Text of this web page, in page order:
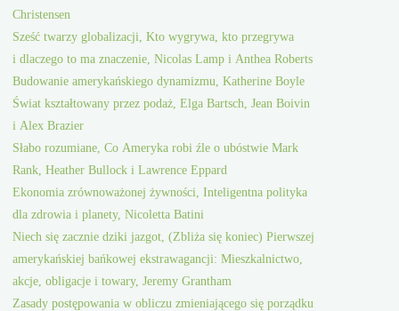
Christensen
Sześć twarzy globalizacji, Kto wygrywa, kto przegrywa
i dlaczego to ma znaczenie, Nicolas Lamp i Anthea Roberts
Budowanie amerykańskiego dynamizmu, Katherine Boyle
Świat kształtowany przez podaż, Elga Bartsch, Jean Boivin
i Alex Brazier
Słabo rozumiane, Co Ameryka robi źle o ubóstwie Mark
Rank, Heather Bullock i Lawrence Eppard
Ekonomia zrównoważonej żywności, Inteligentna polityka
dla zdrowia i planety, Nicoletta Batini
Niech się zacznie dziki jazgot, (Zbliża się koniec) Pierwszej
amerykańskiej bańkowej ekstrawagancji: Mieszkalnictwo,
akcje, obligacje i towary, Jeremy Grantham
Zasady postępowania w obliczu zmieniającego się porządku